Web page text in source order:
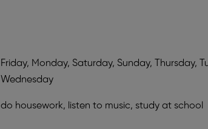
Friday, Monday, Saturday, Sunday, Thursday,
Wednesday
do housework, listen to music, study at school